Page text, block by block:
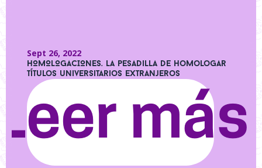
Sept 26, 2022
HOMOLOGACIONES. La pesadilla de homologar
títulos universitarios extranjeros
más